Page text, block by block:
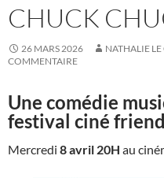
CHUCK
26 MARS 2026 NATHALIE
COMMENTAIRE
Une comédie
festival ciné
Mercredi 8 avril 20H au